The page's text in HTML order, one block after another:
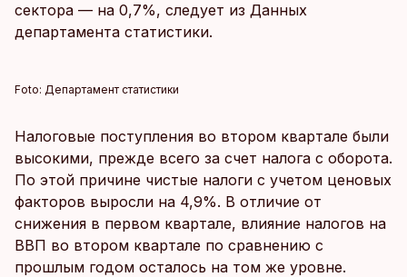
сектора — на 0,7%, следует из Данных
департамента статистики.
Foto: Департамент статистики
Налоговые поступления во втором квартале были
высокими, прежде всего за счет налога с оборота.
По этой причине чистые налоги с учетом ценовых
факторов выросли на 4,9%. В отличие от
снижения в первом квартале, влияние налогов на
ВВП во втором квартале по сравнению с
прошлым годом осталось на том же уровне.